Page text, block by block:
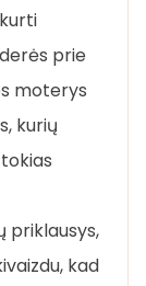
prie
moterys
kurių
priklausys,
kad